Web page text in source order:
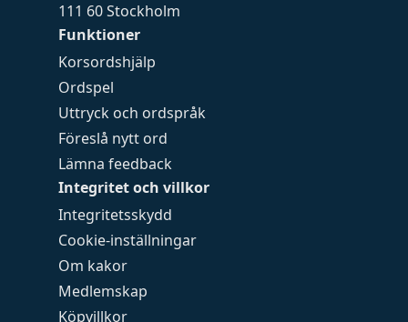
Funktioner
Korsordshjälp
Ordspel
Uttryck och ordspråk
Föreslå nytt ord
Lämna feedback
Integritet och villkor
Integritetsskydd
Cookie-inställningar
Om kakor
Medlemskap
Köpvillkor
111 60 Stockholm